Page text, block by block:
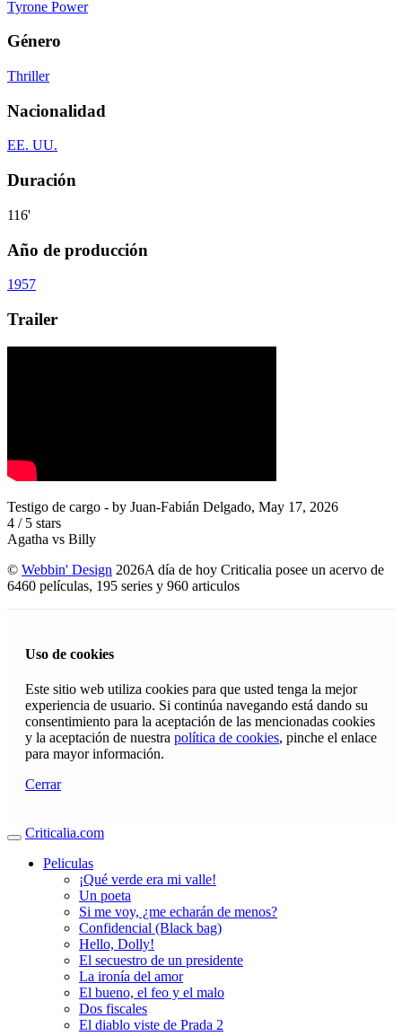
Tyrone Power
Género
Thriller
Nacionalidad
EE. UU.
Duración
116'
Año de producción
1957
Trailer
Testigo de cargo - by Juan-Fabián Delgado, May 17, 2026
4 / 5 stars
Agatha vs Billy
© Webbin' Design 2026A día de hoy Criticalia posee un acervo de
6460 películas, 195 series y 960 articulos
Uso de cookies
Este sitio web utiliza cookies para que usted tenga la mejor
experiencia de usuario. Si continúa navegando está dando su
consentimiento para la aceptación de las mencionadas cookies
y la aceptación de nuestra política de cookies, pinche el enlace
para mayor información.
Cerrar
Criticalia.com
Peliculas
¡Qué verde era mi valle!
Un poeta
Si me voy, ¿me echarán de menos?
Confidencial (Black bag)
Hello, Dolly!
El secuestro de un presidente
La ironía del amor
El bueno, el feo y el malo
Dos fiscales
El diablo viste de Prada 2